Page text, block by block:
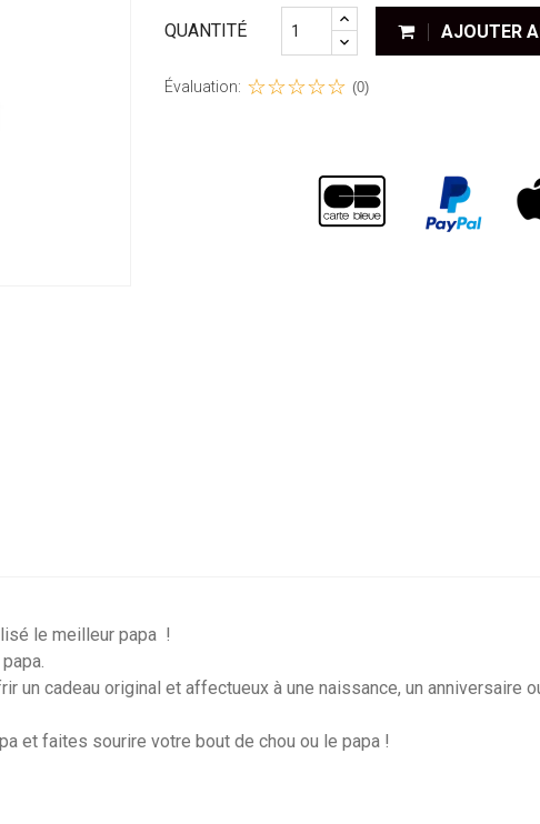
QUANTITÉ AJOUTER
Évaluation: (0)
le meilleur papa !
cadeau original et affectueux à une naissance, un anniversaire
et faites sourire votre bout de chou ou le papa !